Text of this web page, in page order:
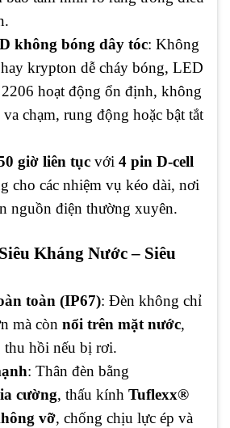
không bóng dây tóc: Không
krypton dễ cháy bóng, LED
hoạt động ổn định, không
chạm, rung động hoặc bật tắt
giờ liên tục với 4 pin D-cell
cho các nhiệm vụ kéo dài, nơi
nguồn điện thường xuyên.
Kháng Nước – Siêu
toàn (IP67): Đèn không chỉ
mà còn nổi trên mặt nước,
thu hồi nếu bị rơi.
: Thân đèn bằng
cường, thấu kính Tuflexx®
vỡ, chống chịu lực ép và